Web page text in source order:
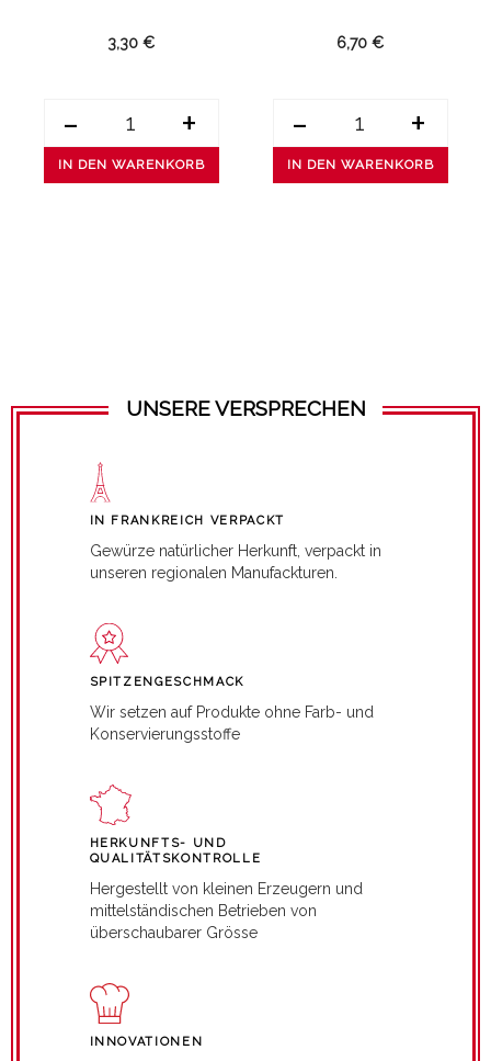
3,30 €
- +
IN DEN WARENKORB
6,70 €
- +
IN DEN WARENKORB
UNSERE VERSPRECHEN
IN FRANKREICH VERPACKT
Gewürze natürlicher Herkunft, verpackt in
unseren regionalen Manufackturen.
SPITZENGESCHMACK
Wir setzen auf Produkte ohne Farb- und
Konservierungsstoffe
HERKUNFTS- UND
QUALITÄTSKONTROLLE
Hergestellt von kleinen Erzeugern und
mittelständischen Betrieben von
überschaubarer Grösse
INNOVATIONEN